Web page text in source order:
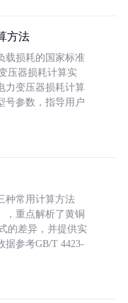
方法
载损耗的国家标准
压器损耗计算实
力变压器损耗计算
号参数，指导用户
种常用计算方法
，重点解析了黄铜
的差异，并提供实
据参考GB/T 4423-